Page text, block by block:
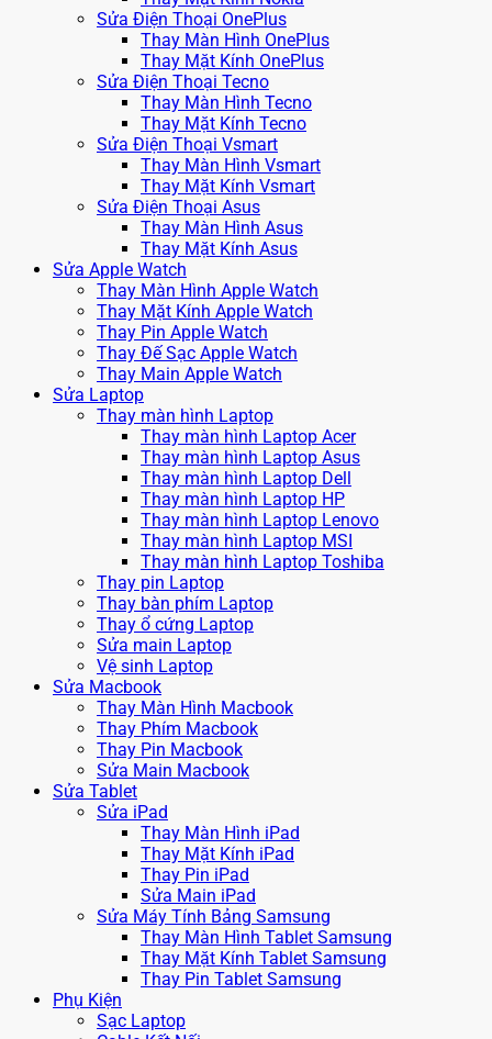
Sửa Điện Thoại OnePlus
Thay Màn Hình OnePlus
Thay Mặt Kính OnePlus
Sửa Điện Thoại Tecno
Thay Màn Hình Tecno
Thay Mặt Kính Tecno
Sửa Điện Thoại Vsmart
Thay Màn Hình Vsmart
Thay Mặt Kính Vsmart
Sửa Điện Thoại Asus
Thay Màn Hình Asus
Thay Mặt Kính Asus
Sửa Apple Watch
Thay Màn Hình Apple Watch
Thay Mặt Kính Apple Watch
Thay Pin Apple Watch
Thay Đế Sạc Apple Watch
Thay Main Apple Watch
Sửa Laptop
Thay màn hình Laptop
Thay màn hình Laptop Acer
Thay màn hình Laptop Asus
Thay màn hình Laptop Dell
Thay màn hình Laptop HP
Thay màn hình Laptop Lenovo
Thay màn hình Laptop MSI
Thay màn hình Laptop Toshiba
Thay pin Laptop
Thay bàn phím Laptop
Thay ổ cứng Laptop
Sửa main Laptop
Vệ sinh Laptop
Sửa Macbook
Thay Màn Hình Macbook
Thay Phím Macbook
Thay Pin Macbook
Sửa Main Macbook
Sửa Tablet
Sửa iPad
Thay Màn Hình iPad
Thay Mặt Kính iPad
Thay Pin iPad
Sửa Main iPad
Sửa Máy Tính Bảng Samsung
Thay Màn Hình Tablet Samsung
Thay Mặt Kính Tablet Samsung
Thay Pin Tablet Samsung
Phụ Kiện
Sạc Laptop